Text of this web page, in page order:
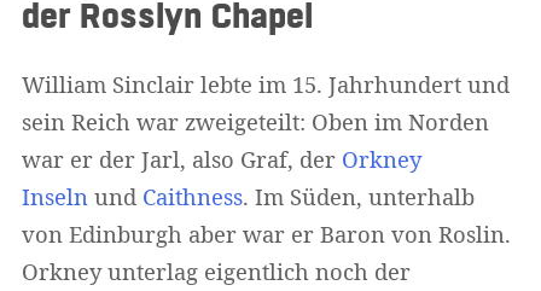
der Rosslyn Chapel
William Sinclair lebte im 15. Jahrhundert und
sein Reich war zweigeteilt: Oben im Norden
war er der Jarl, also Graf, der Orkney
Inseln und Caithness. Im Süden, unterhalb
von Edinburgh aber war er Baron von Roslin.
Orkney unterlag eigentlich noch der